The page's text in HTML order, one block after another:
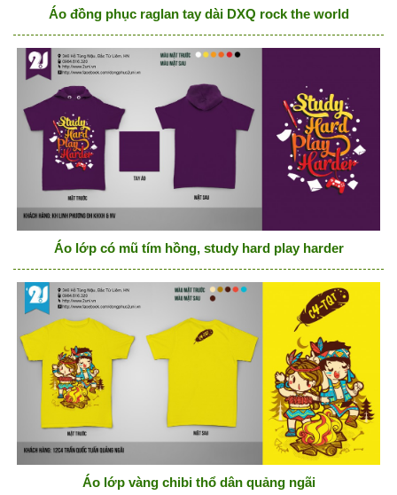
Áo đồng phục raglan tay dài DXQ rock the world
Áo lớp có mũ tím hồng, study hard play harder
Áo lớp vàng chibi thổ dân quảng ngãi